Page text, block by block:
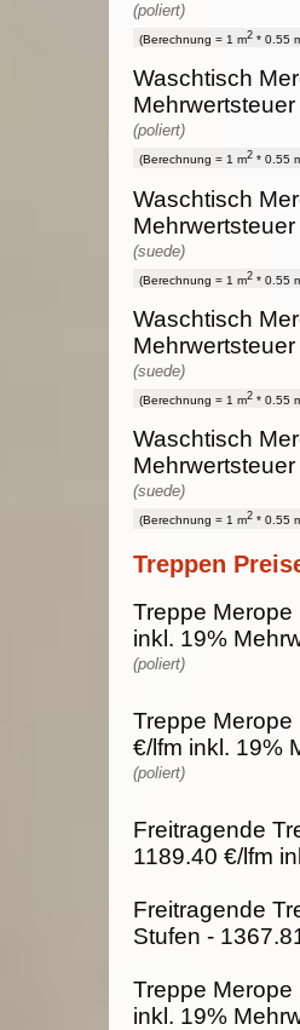
(poliert)
(Berechnung = 1 m2 * 0.55
Waschtisch
Mehrwertsteuer
(poliert)
(Berechnung = 1 m2 * 0.55
Waschtisch
Mehrwertsteuer
(suede)
(Berechnung = 1 m2 * 0.55
Waschtisch
Mehrwertsteuer
(suede)
(Berechnung = 1 m2 * 0.55
Waschtisch
Mehrwertsteuer
(suede)
(Berechnung = 1 m2 * 0.55
Treppen
Treppe Merope
inkl. 19%
(poliert)
Treppe
€/lfm inkl. 19%
(poliert)
Freitragende
1189.40 €/lfm
Freitragende
Stufen -
Treppe Merope
inkl. 19%